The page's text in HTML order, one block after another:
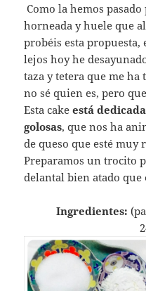
Como la hemos
horneada y huele que
probéis esta propuesta,
lejos hoy he
taza y tetera que me
no sé quien es, pero
Esta cakeestá
golosas, que nos ha
de queso que esté muy
Preparamos un trocito
delantal bien atado que
Ingredientes: